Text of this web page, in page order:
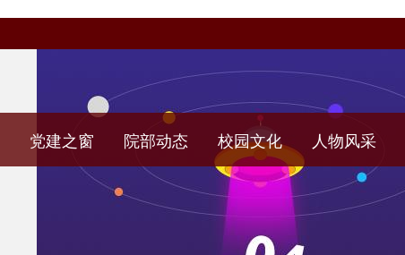
党建之窗 院部动态 校园文化 人物风采